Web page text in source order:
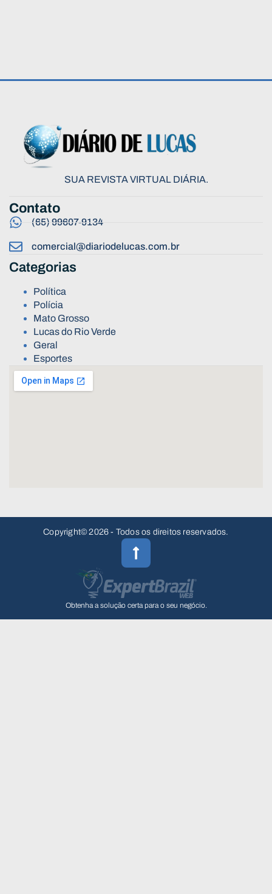
SUA REVISTA VIRTUAL DIÁRIA.
Contato
(65) 99607-9134
comercial@diariodelucas.com.br
Categorias
Política
Polícia
Mato Grosso
Lucas do Rio Verde
Geral
Esportes
Copyright© 2026 - Todos os direitos reservados.
Obtenha a solução certa para o seu negócio.